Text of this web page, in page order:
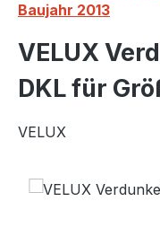
Baujahr 2013
VELUX
DKL für
VELUX
Bildergalerie